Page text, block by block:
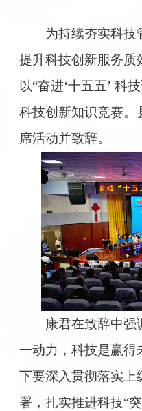
为持续夯实科技
提升科技创新服务质
以“奋进‘十五五’ 科
科技创新知识竞赛。
席活动并致辞。
康君在致辞中强
一动力，科技是赢得
下要深入贯彻落实上
署，扎实推进科技“